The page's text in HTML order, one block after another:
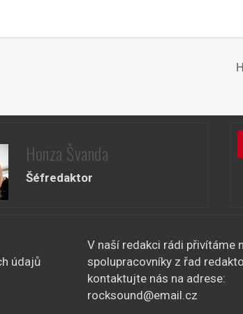
Honza Švanda
Šéfredaktor
údajů
V naší redakci rádi přivítáme
spolupracovníky z řad
kontaktujte nás na adrese:
rocksound@email.cz